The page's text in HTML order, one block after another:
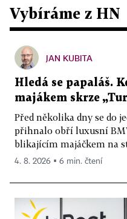
Vybíráme z HN
JAN KUBITA
Hledá se papaláš.
majákem skrze
Před několika dny se do
přihnalo obří luxusní
blikajícím majáčkem na
4. 8. 2026 ▪ 6 min. čtení